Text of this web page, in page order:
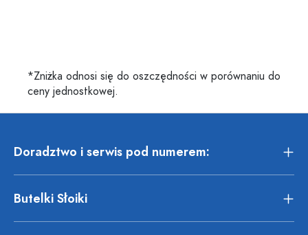
*Zniżka odnosi się do oszczędności w porównaniu do
ceny jednostkowej.
Doradztwo i serwis pod numerem:
Butelki Słoiki